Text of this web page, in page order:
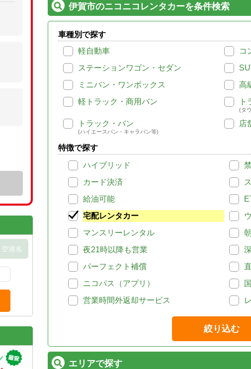
伊賀市のニコニコレンタカーを条件検索
車種別で探す
軽自動車
コ
ステーションワゴン・セダン
ミニバン・ワンボックス
高
軽トラック・商用バン
ト
(タ
トラック・バン
(ハイエースバン・キャラバン等)
店
特徴で探す
ハイブリッド
カード決済
給油可能
宅配レンタカー
マンスリーレンタル
夜21時以降も営業
パーフェクト補償
ニコパス（アプリ）
営業時間外返却サービス
絞り込む
エリアで探す
空港名